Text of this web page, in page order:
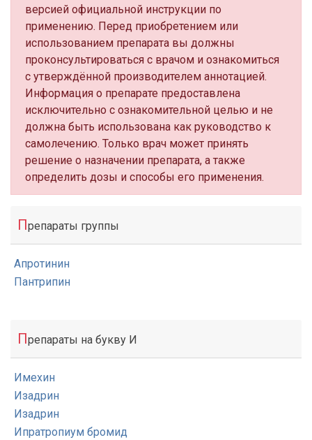
версией официальной инструкции по
применению. Перед приобретением или
использованием препарата вы должны
проконсультироваться с врачом и ознакомиться
с утверждённой производителем аннотацией.
Информация о препарате предоставлена
исключительно с ознакомительной целью и не
должна быть использована как руководство к
самолечению. Только врач может принять
решение о назначении препарата, а также
определить дозы и способы его применения.
Препараты группы
Апротинин
Пантрипин
Препараты на букву И
Имехин
Изадрин
Изадрин
Ипратропиум бромид